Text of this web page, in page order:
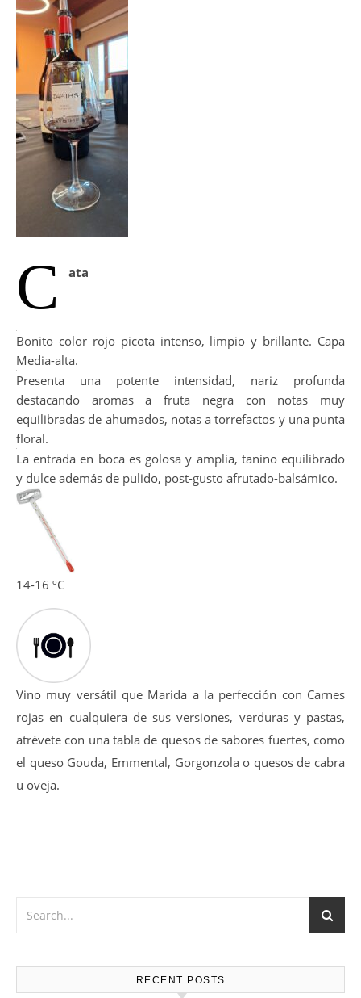
C ata
Bonito color rojo picota intenso, limpio y brillante. Capa
Media-alta.
Presenta una potente intensidad, nariz profunda
destacando aromas a fruta negra con notas muy
equilibradas de ahumados, notas a torrefactos y una punta
floral.
La entrada en boca es golosa y amplia, tanino equilibrado
y dulce además de pulido, post-gusto afrutado-balsámico.
14-16 ºC
Vino muy versátil que Marida a la perfección con Carnes
rojas en cualquiera de sus versiones, verduras y pastas,
atrévete con una tabla de quesos de sabores fuertes, como
el queso Gouda, Emmental, Gorgonzola o quesos de cabra
u oveja.
RECENT POSTS